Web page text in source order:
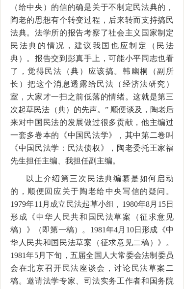
（给中央）的信的确是关于不制定民法典的，
陶老的思想有个转变过程，后来转而支持搞民
法典。法学所的报告考察了社会主义国家制定
民法典的情况，建议我国也应制定（民法
典）。报告交到彭真手上，可能小平同志也看
了，觉得民法（典）应该搞。韩幽桐（副所
长）把这个消息透露给民法（经济法研究）
室，大家才一扫之前低落的情绪。这就是第三
次起草民法（典）的先声。” 顺便谈及，陶老后
来对中国民法的发展做过很多贡献，他主编过
一套多卷本的《中国民法学》，其中第二卷叫
《中国民法学：民法债权》，陶老委托王家福
先生担任主编、我担任副主编。
以上介绍第三次民法典编纂是如何启动
的，顺便回应关于陶老给中央写信的疑问。
1979年11月成立民法起草小组，1980年8月15日
形成《中华人民共和国民法草案（征求意见
稿）》（即第一稿）。1981年4月10日形成《中
华人民共和国民法草案（征求意见二稿）》。
1981年5月下旬，五届全国人大常委会法制委员
会在北京召开民法座谈会，讨论民法草案二
稿。邀请法学专家、司法实务工作者和国务院